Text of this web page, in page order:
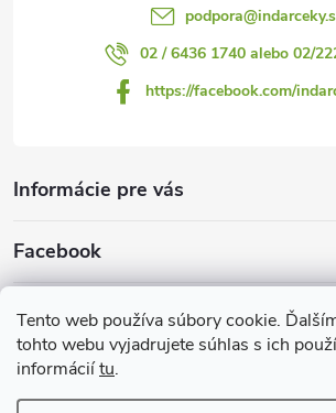
Tento web používa súbory cookie.
tohto webu vyjadrujete súhlas s ich
informáciítu.
podpora@
02 / 6436 1740 alebo 02/
https://facebook.com/
Informácie pre vás
Facebook
Prijímame online platby